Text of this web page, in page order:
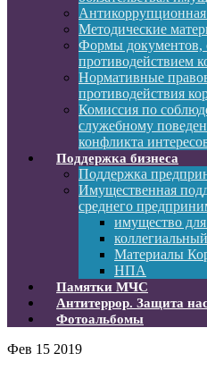
Антикоррупционная
Методические
Формы документов,
противодействием
Нормативные
противодействия
Комиссия по
служебному
конфликта
Поддержка бизнеса
Поддержка
Имущественная
среднего
имущество для
Материалы
НПА
Памятки МЧС
Антитеррор. Защита
Фотоальбомы
Фев 15 2019